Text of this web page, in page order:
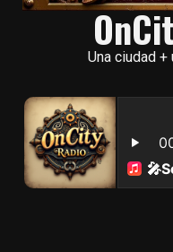
Una ciudad +